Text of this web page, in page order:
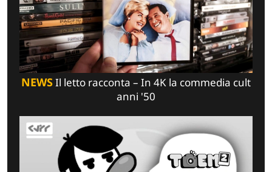
NEWSIl letto racconta – In 4K la commedia cult
anni '50